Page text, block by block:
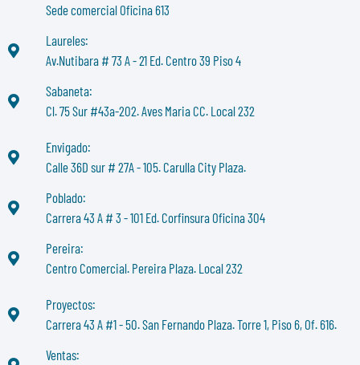
Sede comercial Oficina 613
Laureles:
Av.Nutibara # 73 A - 21 Ed. Centro 39 Piso 4
Sabaneta:
Cl. 75 Sur #43a-202. Aves Maria CC. Local 232
Envigado:
Calle 36D sur # 27A - 105. Carulla City Plaza.
Poblado:
Carrera 43 A # 3 - 101 Ed. Corfinsura Oficina 304
Pereira:
Centro Comercial. Pereira Plaza. Local 232
Proyectos:
Carrera 43 A #1 - 50. San Fernando Plaza. Torre 1, Piso 6, Of. 616.
Ventas: